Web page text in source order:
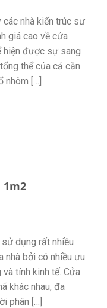
các nhà kiến trúc sư
giá cao về cửa
hiện được sự sang
thể của cả căn
[…]
dụng rất nhiều
nhà bởi có nhiều ưu
tính kinh tế. Cửa
khác nhau, đa
phân […]